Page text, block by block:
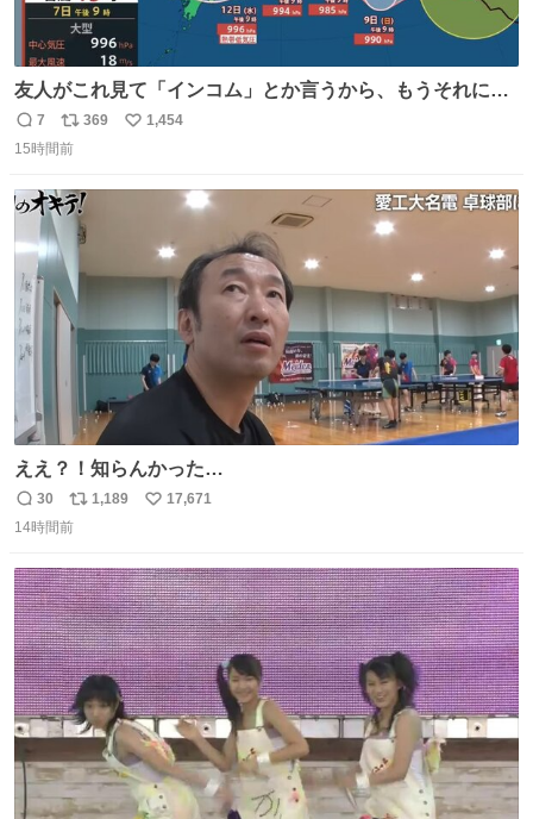
友人がこれ見て「インコム」とか言うから、もうそれにし
か見えなくなっちゃった。
返
信
7
リ
ポ
ト
369
い
1,454
15時間前
ええ？！知らんかった…
返
信
30
リ
ポ
ト
数
1,189
い
数
17,671
14時間前